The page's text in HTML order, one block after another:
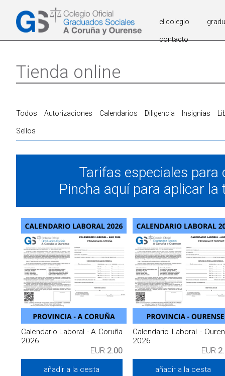
el colegio
contacto
Tienda online
Todos Autorizaciones Calendarios Diligencia Insignias
Sellos
Tarifas especiales para
Pincha aquí para aplicar la
Calendario Laboral - A Coruña
2026
EUR 2.00
añadir a la cesta
Calendario Laboral -
2026
EUR
añadir a la cesta